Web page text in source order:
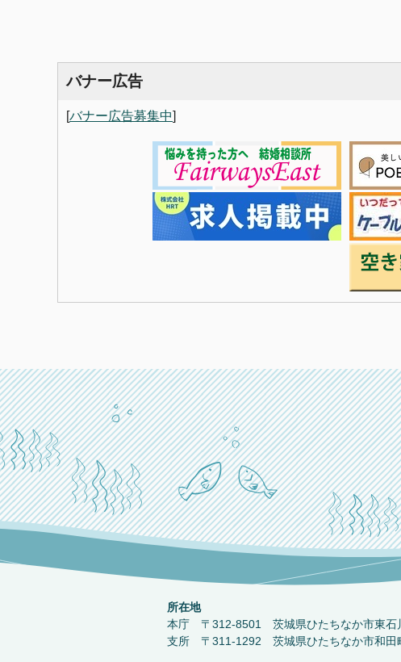
バナー広告
[バナー広告募集中]
所在地
本庁 〒312-8501 茨城県ひたちなか市東石
支所 〒311-1292 茨城県ひたちなか市和田